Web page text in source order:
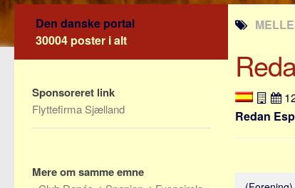
Redan
Den danske portal
30004 poster i alt
Sponsoreret link
Flyttefirma Sjælland
Mere om samme emne